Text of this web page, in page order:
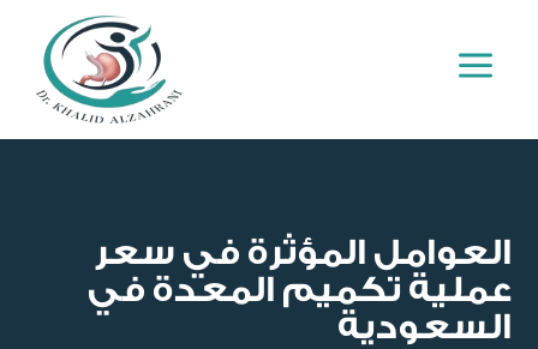
a
العوامل المؤثرة في سعر
عملية تكميم المعدة في
السعودية